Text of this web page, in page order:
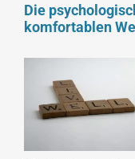
Die
komfortablen